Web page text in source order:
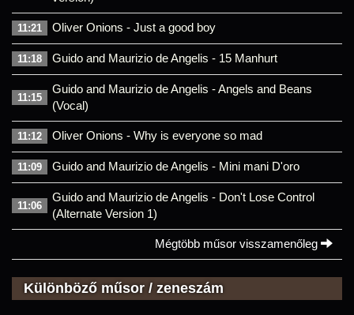
11:21 Oliver Onions - Just a good boy
11:18 Guido and Maurizio de Angelis - 15 Manhurt
11:15
Guido and Maurizio de Angelis - Angels and Beans
(Vocal)
11:12 Oliver Onions - Why is everyone so mad
11:09 Guido and Maurizio de Angelis - Mini mani D'oro
11:06
Guido and Maurizio de Angelis - Don't Lose Control
(Alternate Version 1)
Mégtöbb műsor visszamenőleg
Különböző műsor / zeneszám